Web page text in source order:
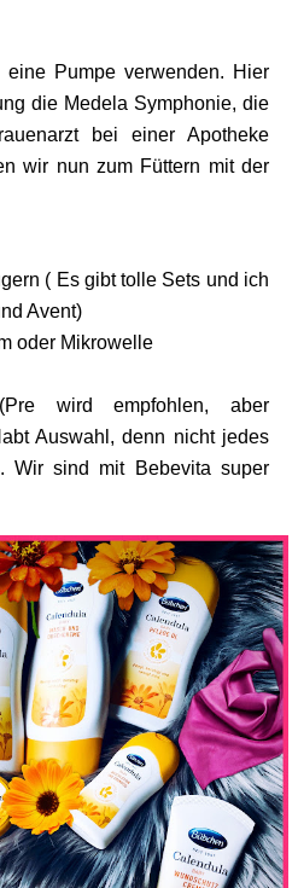
Pumpe verwenden. Hier
die Medela Symphonie, die
bei einer Apotheke
wir nun zum Füttern mit der
( Es gibt tolle Sets und ich
Avent)
oder Mikrowelle
(Pre wird empfohlen, aber
Auswahl, denn nicht jedes
Wir sind mit Bebevita super